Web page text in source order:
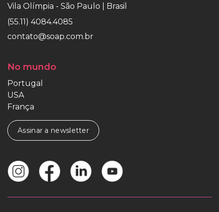
Vila Olímpia - São Paulo | Brasil
(55.11) 4084.4085
contato@soap.com.br
No mundo
Portugal
USA
França
Assinar a newsletter